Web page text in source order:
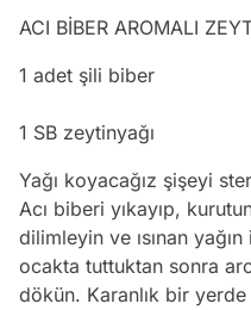
ACI BİBER AROMALI
1 adet şili biber
1 SB zeytinyağı
Yağı koyacağız şişeyi
Acı biberi yıkayıp,
dilimleyin ve ısınan
ocakta tuttuktan sonra
dökün. Karanlık bir